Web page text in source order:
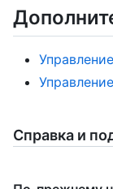
Справка и